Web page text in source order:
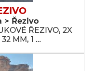
> Řezivo
ŘEZIVO, 2X
MM, 1 …